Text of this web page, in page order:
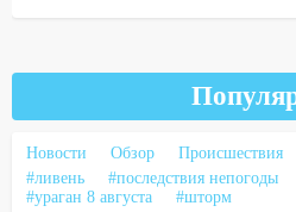
как устраняют
13:49
Стихия
Ульяновск: дерево
Орджоникидзе
Новости Обзор Происшествия
#ливень
#последствия непогоды
#ураган 8 августа
#шторм